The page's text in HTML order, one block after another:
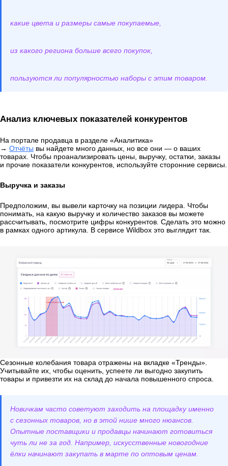
какие цвета и размеры самые покупаемые,
из какого региона больше всего покупок,
пользуются ли популярностью наборы с этим товаром.
Анализ ключевых показателей конкурентов
На портале продавца в разделе «Аналитика»
→ Отчёты вы найдете много данных, но все они — о ваших
товарах. Чтобы проанализировать цены, выручку, остатки, заказы
и прочие показатели конкурентов, используйте сторонние сервисы.
Выручка и заказы
Предположим, вы вывели карточку на позиции лидера. Чтобы
понимать, на какую выручку и количество заказов вы можете
рассчитывать, посмотрите цифры конкурентов. Сделать это можно
в рамках одного артикула. В сервисе Wildbox это выглядит так.
Сезонные колебания товара отражены на вкладке «Тренды».
Учитывайте их, чтобы оценить, успеете ли выгодно закупить
товары и привезти их на склад до начала повышенного спроса.
Новичкам часто советуют заходить на площадку именно
с сезонных товаров, но в этой нише много нюансов.
Опытные поставщики и продавцы начинают готовиться
чуть ли не за год. Например, искусственные новогодние
ёлки начинают закупать в марте по оптовым ценам.